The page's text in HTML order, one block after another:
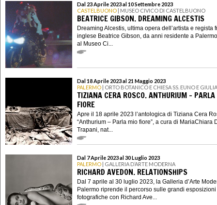
Dal 23 Aprile 2023 al 10 Settembre 2023
CASTELBUONO | MUSEO CIVICO DI CASTELBUONO
BEATRICE GIBSON. DREAMING ALCESTIS
Dreaming Alcestis, ultima opera dell’artista e regista
inglese Beatrice Gibson, da anni residente a
al Museo Ci...
Dal 18 Aprile 2023 al 21 Maggio 2023
PALERMO | ORTO BOTANICO E CHIESA SS. EUNO E
TIZIANA CERA ROSCO. ANTHURIUM –
FIORE
Apre il 18 aprile 2023 l’antologica di Tiziana Cera
“Anthurium – Parla mio fiore”, a cura di MariaChiara
Trapani, nat...
Dal 7 Aprile 2023 al 30 Luglio 2023
PALERMO | GALLERIA D’ARTE MODERNA
RICHARD AVEDON. RELATIONSHIPS
Dal 7 aprile al 30 luglio 2023, la Galleria d’Arte
Palermo riprende il percorso sulle grandi esposizioni
fotografiche con Richard Ave...